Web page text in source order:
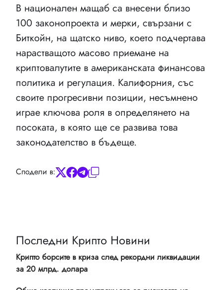
В национален мащаб са внесени близо
100 законопроекта и мерки, свързани с
Биткойн, на щатско ниво, което подчертава
нарастващото масово приемане на
криптовалутите в американската финансова
политика и регулация. Калифорния, със
своите прогресивни позиции, несъмнено
играе ключова роля в определянето на
посоката, в която ще се развива това
законодателство в бъдеще.
Сподели в:
Последни Крипто Новини
Крипто борсите в криза след рекордни ликвидации
за 20 млрд. долара